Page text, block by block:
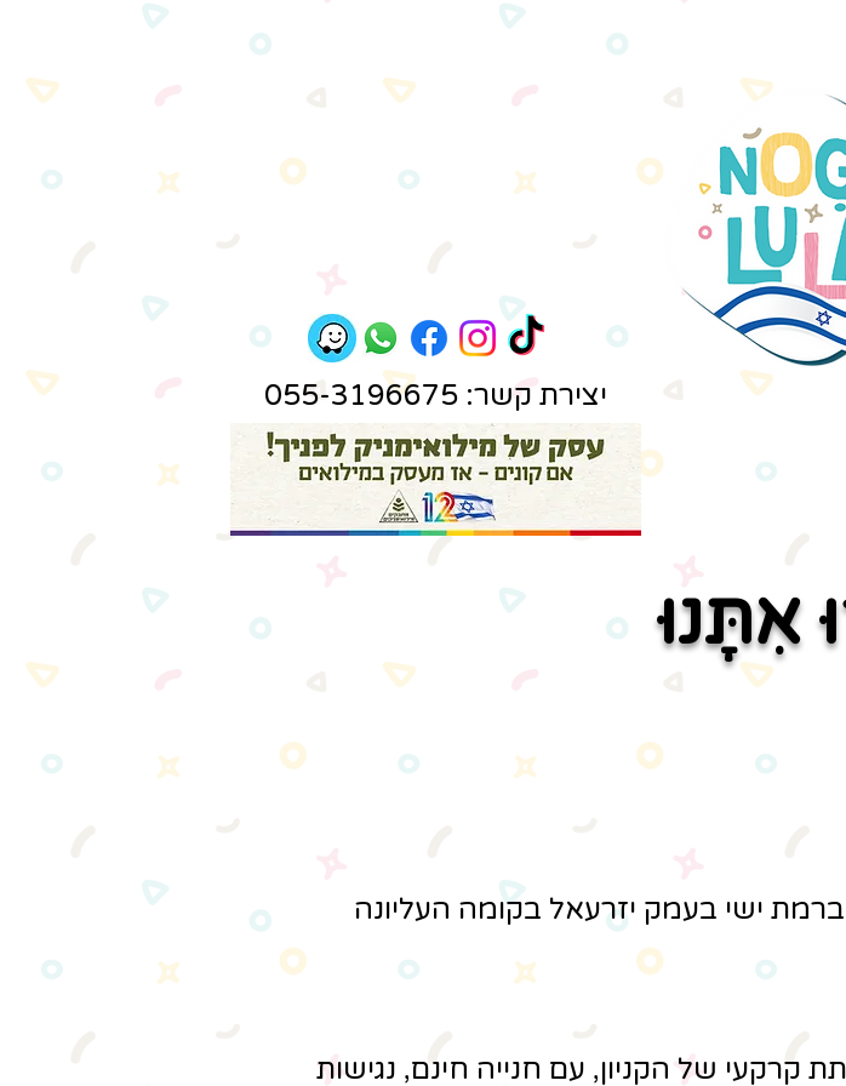
יצירת קשר: 055-3196675
אִתָּנוּ
ישי בעמק יזרעאל בקומה העליונה
קרקעי של הקניון, עם חנייה חינם, נגישות